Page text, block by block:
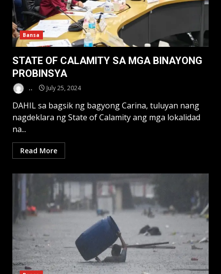
Bansa
STATE OF CALAMITY SA MGA BINAYONG
PROBINSYA
.. July 25, 2024
DAHIL sa bagsik ng bagyong Carina, tuluyan nang
nagdeklara ng State of Calamity ang mga lokalidad
na...
Read More